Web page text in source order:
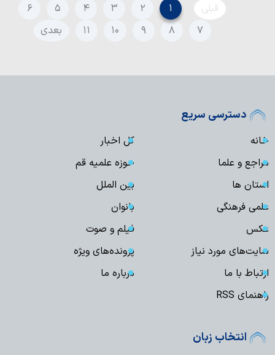
قبلی ۱ ۲ ۳ ۴ ۵
۶
۷
۸ ۹ ۱۰ ۱۱ بعدی
دسترسی سریع
خانه
کل اخبار
مراجع و علما
حوزه علمیه قم
استان ها
بین الملل
علمی فرهنگی
بانوان
عکس
فیلم و صوت
سایت‌های مورد نیاز
پرونده‌های ویژه
ارتباط با ما
درباره ما
راهنمای RSS
انتخاب زبان